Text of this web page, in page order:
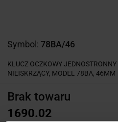
Symbol: 78BA/46
KLUCZ OCZKOWY
NIEISKRZĄCY, MODEL 78BA, 46MM
Brak towaru
1690.02